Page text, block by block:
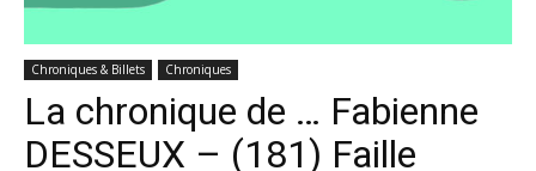
Chroniques & Billets Chroniques
La chronique de … Fabienne
DESSEUX – (181) Faille